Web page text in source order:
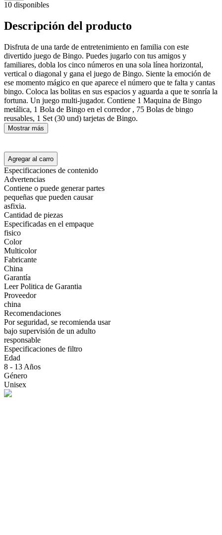
10 disponibles
Descripción del producto
Disfruta de una tarde de entretenimiento en familia con este
divertido juego de Bingo. Puedes jugarlo con tus amigos y
familiares, dobla los cinco números en una sola línea horizontal,
vertical o diagonal y gana el juego de Bingo. Siente la emoción de
ese momento mágico en que aparece el número que te falta y cantas
bingo. Coloca las bolitas en sus espacios y aguarda a que te sonría la
fortuna. Un juego multi-jugador. Contiene 1 Maquina de Bingo
metálica, 1 Bola de Bingo en el corredor , 75 Bolas de bingo
reusables, 1 Set (30 und) tarjetas de Bingo.
Mostrar más
Agregar al carro
Especificaciones de contenido
Advertencias
Contiene o puede generar partes
pequeñas que pueden causar
asfixia.
Cantidad de piezas
Especificadas en el empaque
fisico
Color
Multicolor
Fabricante
China
Garantía
Leer Politica de Garantia
Proveedor
china
Recomendaciones
Por seguridad, se recomienda usar
bajo supervisión de un adulto
responsable
Especificaciones de filtro
Edad
8 - 13 Años
Género
Unisex